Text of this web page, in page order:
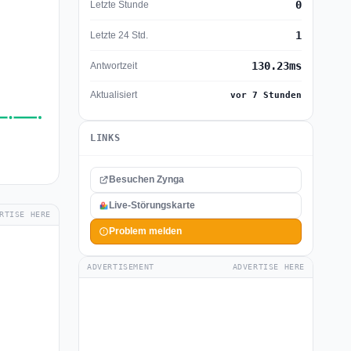
HERE
Letzte Stunde 0
Letzte 24 Std. 1
Antwortzeit 130.23ms
Aktualisiert vor 7 Stunden
LINKS
Besuchen Zynga
Live-Störungskarte
Problem melden
ADVERTISEMENT ADVERTISE HERE